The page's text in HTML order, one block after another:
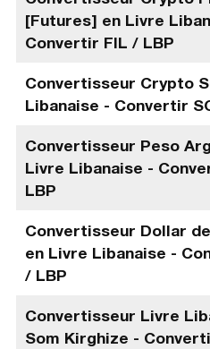
[Futures] en Livre
Convertir FIL / LBP
Convertisseur Crypto
Libanaise - Convertir
Convertisseur Peso
Livre Libanaise -
LBP
Convertisseur Dollar
en Livre Libanaise -
/ LBP
Convertisseur Livre
Som Kirghize -